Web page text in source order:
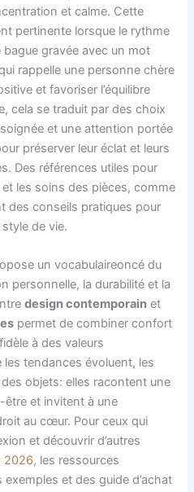
et calme. Cette
pertinente lorsque le rythme
bague gravée avec un mot
rappelle une personne chère
et favoriser l’équilibre
cela se traduit par des choix
et une attention portée
préserver leur éclat et leurs
Des références utiles pour
les soins des pièces, comme
des conseils pratiques pour
de vie.
un vocabulaireoncé du
personnelle, la durabilité et la
design contemporain et
permet de combiner confort
à des valeurs
tendances évoluent, les
objets: elles racontent une
et invitent à une
au cœur. Pour ceux qui
et découvrir d’autres
2026, les ressources
et des guide d’achat